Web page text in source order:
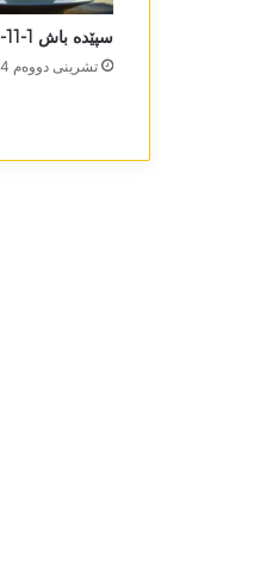
سپێدە باش 1-11-2023
تشرینی دووه‌م 4, 2023